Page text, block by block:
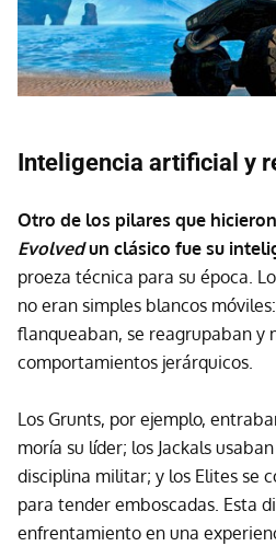
Inteligencia artificial y
Otro de los pilares que
Evolvedun clásico fue su
proeza técnica para su época.
no eran simples blancos
flanqueaban, se reagrupaban y
comportamientos jerárquicos.
Los Grunts, por ejemplo,
moría su líder; los Jackals
disciplina militar; y los Elites se
para tender emboscadas. Esta
enfrentamiento en una